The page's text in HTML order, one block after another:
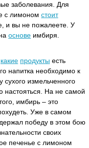
заболевания. Для
с лимоном стоит
и вы не пожалеете. У
основе имбиря.
какие продукты есть
напитка необходимо к
сухого измельченного
настояться. На не самой
имбирь – это
Уже в самом
победу в этом бою
своих
печенье с лимоном